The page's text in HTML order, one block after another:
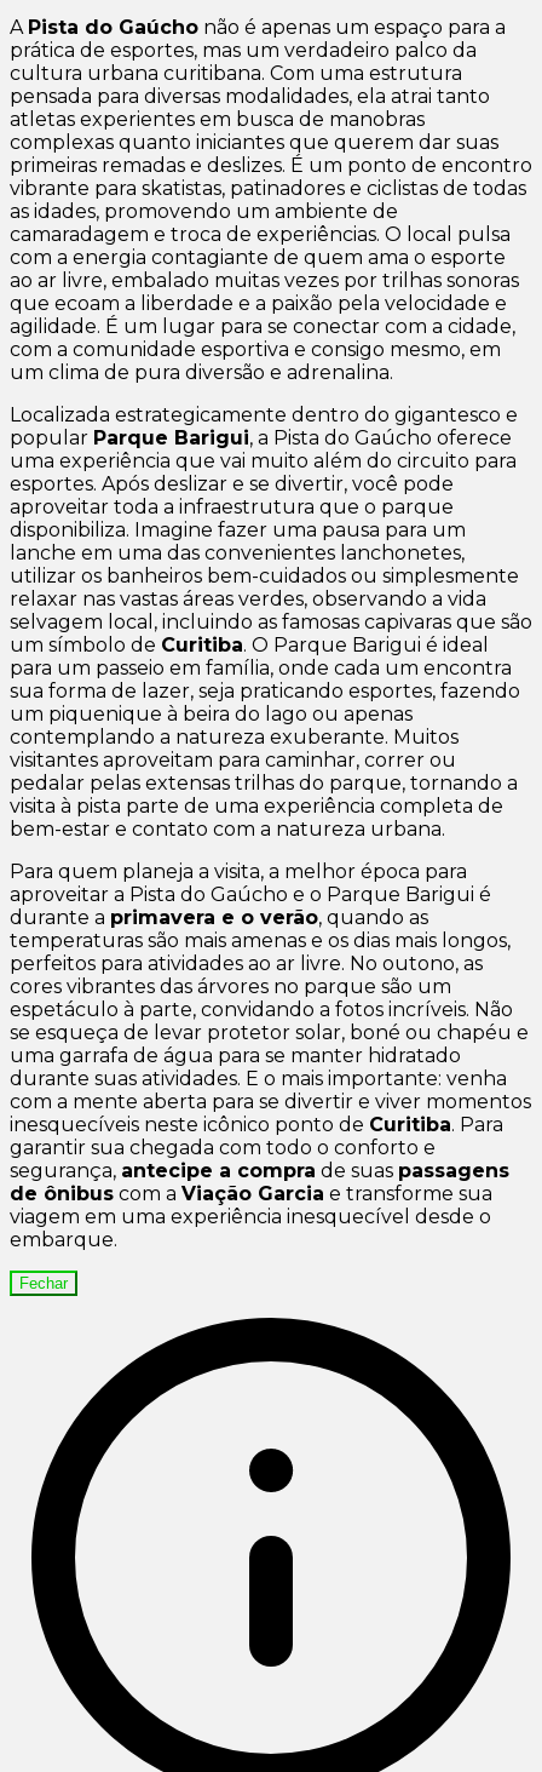
A Pista do Gaúcho não é apenas um espaço para a
prática de esportes, mas um verdadeiro palco da
cultura urbana curitibana. Com uma estrutura
pensada para diversas modalidades, ela atrai tanto
atletas experientes em busca de manobras
complexas quanto iniciantes que querem dar suas
primeiras remadas e deslizes. É um ponto de encontro
vibrante para skatistas, patinadores e ciclistas de todas
as idades, promovendo um ambiente de
camaradagem e troca de experiências. O local pulsa
com a energia contagiante de quem ama o esporte
ao ar livre, embalado muitas vezes por trilhas sonoras
que ecoam a liberdade e a paixão pela velocidade e
agilidade. É um lugar para se conectar com a cidade,
com a comunidade esportiva e consigo mesmo, em
um clima de pura diversão e adrenalina.
Localizada estrategicamente dentro do gigantesco e
popular Parque Barigui, a Pista do Gaúcho oferece
uma experiência que vai muito além do circuito para
esportes. Após deslizar e se divertir, você pode
aproveitar toda a infraestrutura que o parque
disponibiliza. Imagine fazer uma pausa para um
lanche em uma das convenientes lanchonetes,
utilizar os banheiros bem-cuidados ou simplesmente
relaxar nas vastas áreas verdes, observando a vida
selvagem local, incluindo as famosas capivaras que são
um símbolo de Curitiba. O Parque Barigui é ideal
para um passeio em família, onde cada um encontra
sua forma de lazer, seja praticando esportes, fazendo
um piquenique à beira do lago ou apenas
contemplando a natureza exuberante. Muitos
visitantes aproveitam para caminhar, correr ou
pedalar pelas extensas trilhas do parque, tornando a
visita à pista parte de uma experiência completa de
bem-estar e contato com a natureza urbana.
Para quem planeja a visita, a melhor época para
aproveitar a Pista do Gaúcho e o Parque Barigui é
durante a primavera e o verão, quando as
temperaturas são mais amenas e os dias mais longos,
perfeitos para atividades ao ar livre. No outono, as
cores vibrantes das árvores no parque são um
espetáculo à parte, convidando a fotos incríveis. Não
se esqueça de levar protetor solar, boné ou chapéu e
uma garrafa de água para se manter hidratado
durante suas atividades. E o mais importante: venha
com a mente aberta para se divertir e viver momentos
inesquecíveis neste icônico ponto de Curitiba. Para
garantir sua chegada com todo o conforto e
segurança, antecipe a compra de suas passagens
de ônibus com a Viação Garcia e transforme sua
viagem em uma experiência inesquecível desde o
embarque.
Fechar